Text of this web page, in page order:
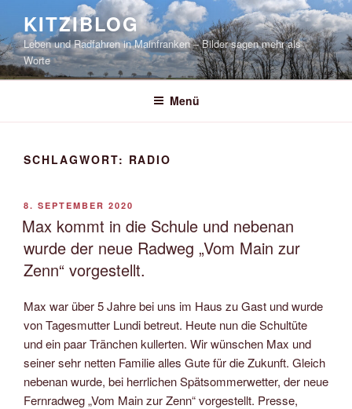
springen
KITZIBLOG
Leben und Radfahren in Mainfranken – Bilder sagen mehr als
Worte
Menü
SCHLAGWORT: RADIO
VERÖFFENTLICHT
AM
8. SEPTEMBER 2020
Max kommt in die Schule und nebenan
wurde der neue Radweg „Vom Main zur
Zenn“ vorgestellt.
Max war über 5 Jahre bei uns im Haus zu Gast und wurde
von Tagesmutter Lundi betreut. Heute nun die Schultüte
und ein paar Tränchen kullerten. Wir wünschen Max und
seiner sehr netten Familie alles Gute für die Zukunft. Gleich
nebenan wurde, bei herrlichen Spätsommerwetter, der neue
Fernradweg „Vom Main zur Zenn“ vorgestellt. Presse,